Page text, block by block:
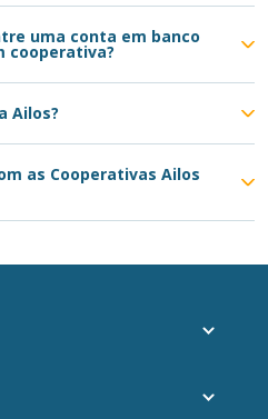
uma conta em banco
cooperativa?
Ailos?
as Cooperativas Ailos